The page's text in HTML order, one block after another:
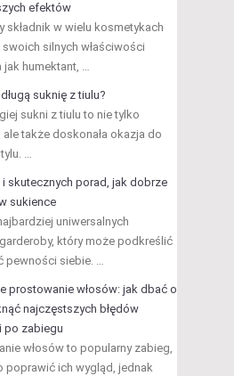
efektów
składnik w wielu kosmetykach
swoich silnych właściwości
jak humektant, …
suknię z tiulu?
sukni z tiulu to nie tylko
ale także doskonała okazja do
…
i skutecznych porad, jak dobrze
sukience
uniwersalnych
który może podkreślić
pewności siebie. …
prostowanie włosów: jak dbać o
najczęstszych błędów
po zabiegu
włosów to popularny zabieg,
poprawić ich wygląd, jednak